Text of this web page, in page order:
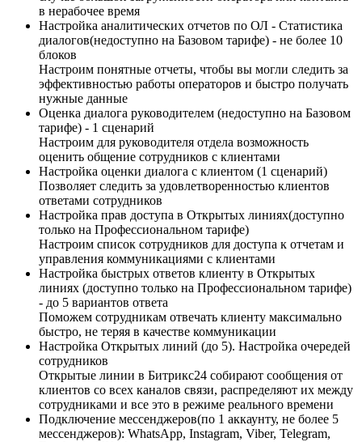
в нерабочее время
Настройка аналитических отчетов по ОЛ - Статистика
диалогов(недоступно на Базовом тарифе) - не более 10
блоков
Настроим понятные отчеты, чтобы вы могли следить за
эффективностью работы операторов и быстро получать
нужные данные
Оценка диалога руководителем (недоступно на Базовом
тарифе) - 1 сценарий
Настроим для руководителя отдела возможность
оценить общение сотрудников с клиентами
Настройка оценки диалога с клиентом (1 сценарий)
Позволяет следить за удовлетворенностью клиентов
ответами сотрудников
Настройка прав доступа в Открытых линиях(доступно
только на Профессиональном тарифе)
Настроим список сотрудников для доступа к отчетам и
управления коммуникациями с клиентами
Настройка быстрых ответов клиенту в Открытых
линиях (доступно только на Профессиональном тарифе)
- до 5 вариантов ответа
Поможем сотрудникам отвечать клиенту максимально
быстро, не теряя в качестве коммуникации
Настройка Открытых линий (до 5). Настройка очередей
сотрудников
Открытые линии в Битрикс24 собирают сообщения от
клиентов со всех каналов связи, распределяют их между
сотрудниками и все это в режиме реального времени
Подключение мессенджеров(по 1 аккаунту, не более 5
мессенджеров): WhatsApp, Instagram, Viber, Telegram,